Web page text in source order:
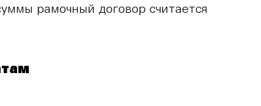
рамочный договор считается